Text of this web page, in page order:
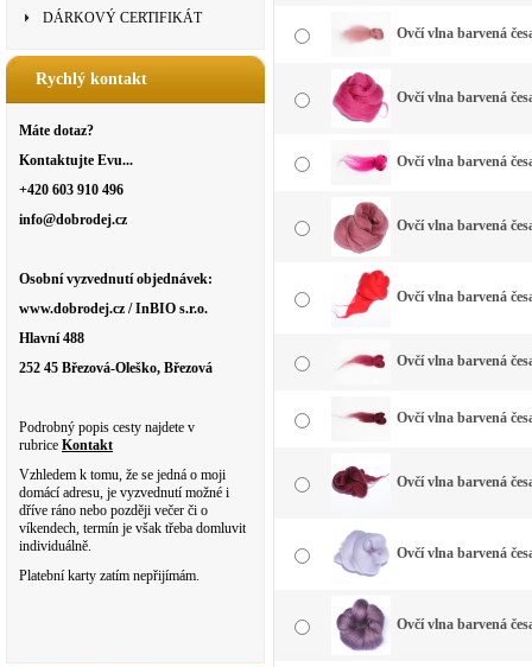
DÁRKOVÝ CERTIFIKÁT
Rychlý kontakt
Máte dotaz?
Kontaktujte Evu...
+420 603 910 496
info@dobrodej.cz
Osobní vyzvednutí objednávek:
www.dobrodej.cz / InBIO s.r.o.
Hlavní 488
252 45 Březová-Oleško, Březová
Podrobný popis cesty najdete v
rubrice Kontakt
Vzhledem k tomu, že se jedná o moji
domácí adresu, je vyzvednutí možné i
dříve ráno nebo později večer či o
víkendech, termín je však třeba domluvit
individuálně.
Platební karty zatím nepřijímám.
Ovčí vlna barvená
Ovčí vlna barvená
Ovčí vlna barvená
Ovčí vlna barvená
Ovčí vlna barvená
Ovčí vlna barvená
Ovčí vlna barvená
Ovčí vlna barvená
Ovčí vlna barvená
Ovčí vlna barvená